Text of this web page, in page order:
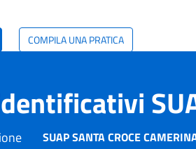
COMPILA UNA PRATICA
SUAP SANTA CROCE